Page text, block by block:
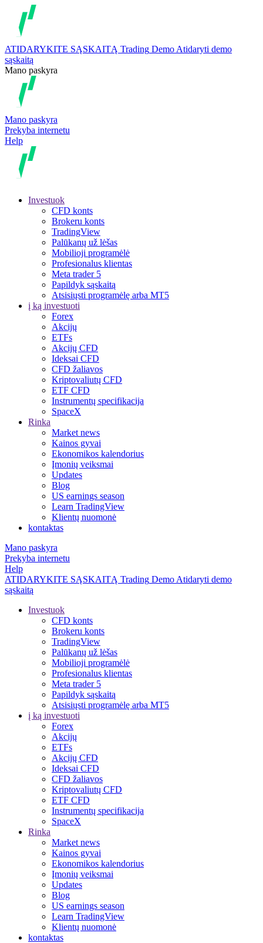
ATIDARYKITE SĄSKAITĄ Trading Demo Atidaryti demo
sąskaitą
Mano paskyra
Mano paskyra
Prekyba internetu
Help
Investuok
CFD konts
Brokeru konts
TradingView
Palūkanų už lėšas
Mobilioji programėlė
Profesionalus klientas
Meta trader 5
Papildyk sąskaitą
Atsisiųsti programėlę arba MT5
į ką investuoti
Forex
Akcijų
ETFs
Akcijų CFD
Ideksai CFD
CFD žaliavos
Kriptovaliutų CFD
ETF CFD
Instrumentų specifikacija
SpaceX
Rinka
Market news
Kainos gyvai
Ekonomikos kalendorius
Įmonių veiksmai
Updates
Blog
US earnings season
Learn TradingView
Klientų nuomonė
kontaktas
Mano paskyra
Prekyba internetu
Help
ATIDARYKITE SĄSKAITĄ Trading Demo Atidaryti demo
sąskaitą
Investuok
CFD konts
Brokeru konts
TradingView
Palūkanų už lėšas
Mobilioji programėlė
Profesionalus klientas
Meta trader 5
Papildyk sąskaitą
Atsisiųsti programėlę arba MT5
į ką investuoti
Forex
Akcijų
ETFs
Akcijų CFD
Ideksai CFD
CFD žaliavos
Kriptovaliutų CFD
ETF CFD
Instrumentų specifikacija
SpaceX
Rinka
Market news
Kainos gyvai
Ekonomikos kalendorius
Įmonių veiksmai
Updates
Blog
US earnings season
Learn TradingView
Klientų nuomonė
kontaktas